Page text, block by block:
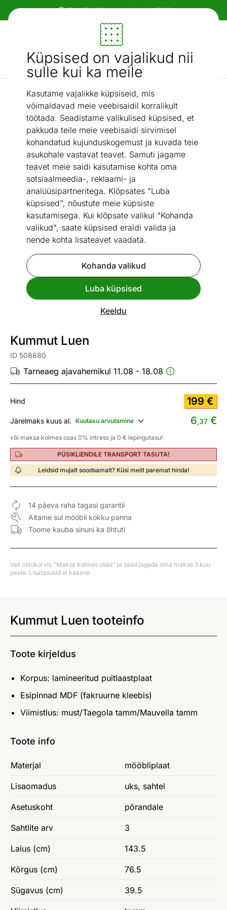
Küpsised on vajalikud nii
sulle kui ka meile
Kasutame vajalikke küpsiseid, mis
võimaldavad meie veebisaidil korralikult
töötada. Seadistame valikulised küpsised, et
pakkuda teile meie veebisaidi sirvimisel
kohandatud kujunduskogemust ja kuvada teie
asukohale vastavat teavet. Samuti jagame
teavet meie saidi kasutamise kohta oma
sotsiaalmeedia-, reklaami- ja
analüüsipartneritega. Klõpsates "Luba
küpsised", nõustute meie küpsiste
kasutamisega. Kui klõpsate valikul "Kohanda
valikud", saate küpsised eraldi valida ja
nende kohta lisateavet vaadata.
Kohanda valikud
Luba küpsised
Keeldu
Paindlikud ja mugavad makseviisid!
Mööbel ja sisustus - ON24
Otsi...
AI otsing
Parimad pakkumised / Kummut Luen
Vaata sarnaseid
Kummut Luen
ID 508880
Tarneaeg ajavahemikul 11.08 - 18.08
Hind 199 €
Järelmaks kuus al. Kuutasu arvutamine 6,37 €
või maksa kolmes osas 0% intress ja 0 € lepingutasu!
PÜSIKLIENDILE TRANSPORT TASUTA!
Leidsid mujalt soodsamalt? Küsi meilt paremat hinda!
14 päeva raha tagasi garantii
Aitame sul mööbli kokku panna
Toome kauba sinuni ka õhtuti
Vali ostukorvis "Maksa kolmes osas" ja saad jagada oma makse 3 kuu
peale. Lisatasusid ei kaasne.
Kummut Luen tooteinfo
Toote kirjeldus
Korpus: lamineeritud puitlaastplaat
Esipinnad MDF (fakruurne kleebis)
Viimistlus: must/Taegola tamm/Mauvella tamm
Toote info
Materjal mööbliplaat
Lisaomadus uks, sahtel
Asetuskoht põrandale
Sahtlite arv 3
Laius (cm) 143.5
Kõrgus (cm) 76.5
Sügavus (cm) 39.5